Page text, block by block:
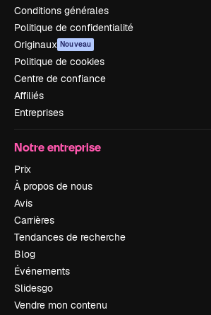
Conditions générales
Politique de confidentialité
Originaux Nouveau
Politique de cookies
Centre de confiance
Affiliés
Entreprises
Notre entreprise
Prix
À propos de nous
Avis
Carrières
Tendances de recherche
Blog
Événements
Slidesgo
Vendre mon contenu